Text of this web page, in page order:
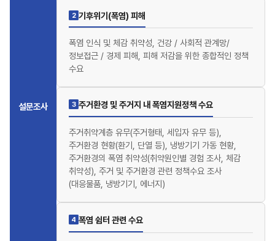
설문조사
2 기후위기(폭염) 피해
폭염 인식 및 체감 취약성, 건강 / 사회적 관계망/
정보접근 / 경제 피해, 피해 저감을 위한 종합적인 정책
수요
3 주거환경 및 주거지 내 폭염지원정책 수요
주거취약계층 유무(주거형태, 세입자 유무 등),
주거환경 현황(환기, 단열 등), 냉방기기 가동 현황,
주거환경의 폭염 취약성(취약원인별 경험 조사, 체감
취약성), 주거 및 주거환경 관련 정책수요 조사
(대응물품, 냉방기기, 에너지)
4 폭염 쉼터 관련 수요